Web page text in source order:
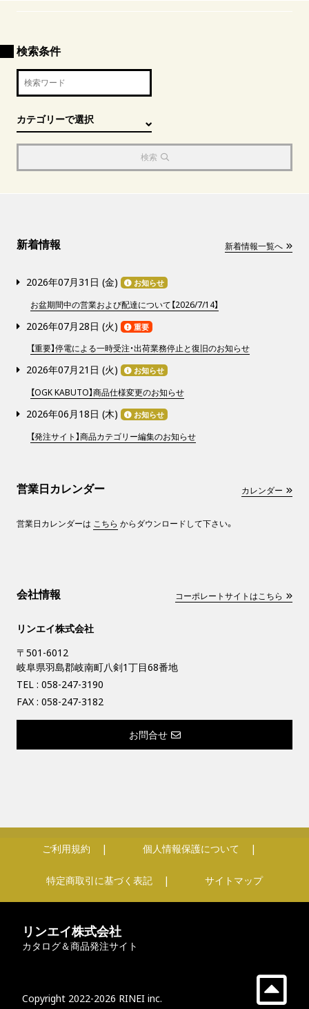
検索条件
検索
新着情報 新着情報一覧へ
2026年07月31日 (金) お知らせ
お盆期間中の営業および配達について【2026/7/14】
2026年07月28日 (火) 重要
【重要】停電による一時受注・出荷業務停止と復旧のお知らせ
2026年07月21日 (火) お知らせ
【OGK KABUTO】商品仕様変更のお知らせ
2026年06月18日 (木) お知らせ
【発注サイト】商品カテゴリー編集のお知らせ
営業日カレンダー カレンダー
営業日カレンダーは こちら からダウンロードして下さい。
会社情報 コーポレートサイトはこちら
リンエイ株式会社
〒501-6012
岐阜県羽島郡岐南町八剣1丁目68番地
TEL : 058-247-3190
FAX : 058-247-3182
お問合せ
ご利用規約 個人情報保護について
特定商取引に基づく表記 サイトマップ
リンエイ株式会社
カタログ＆商品発注サイト
Copyright 2022-2026 RINEI inc.